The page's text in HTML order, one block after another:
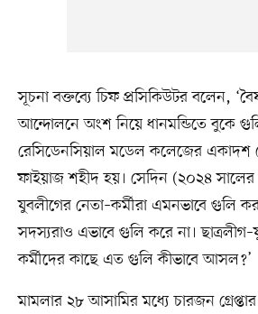
সূচনা বক্তব্যে চিফ প্রসিকিউটর বলেন,
আন্দোলনে অংশ নিয়ে ধানমন্ডিতে বুকে
রেসিডেনসিয়াল মডেল কলেজের একাদশ
ফাইয়াজ শহীদ হয়। সেদিন (২০২৪ সালের
যুবলীগের নেতা–কর্মীরা এমনভাবে গুলি
সদস্যরাও এভাবে গুলি করে না।
কর্মীদের কাছে এত গুলি কীভাবে আসল?’
মামলার ২৮ আসামির মধ্যে চারজন